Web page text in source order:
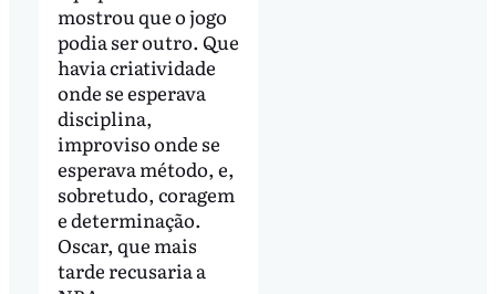
mostrou que o jogo
podia ser outro. Que
havia criatividade
onde se esperava
disciplina,
improviso onde se
esperava método, e,
sobretudo, coragem
e determinação.
Oscar, que mais
tarde recusaria a